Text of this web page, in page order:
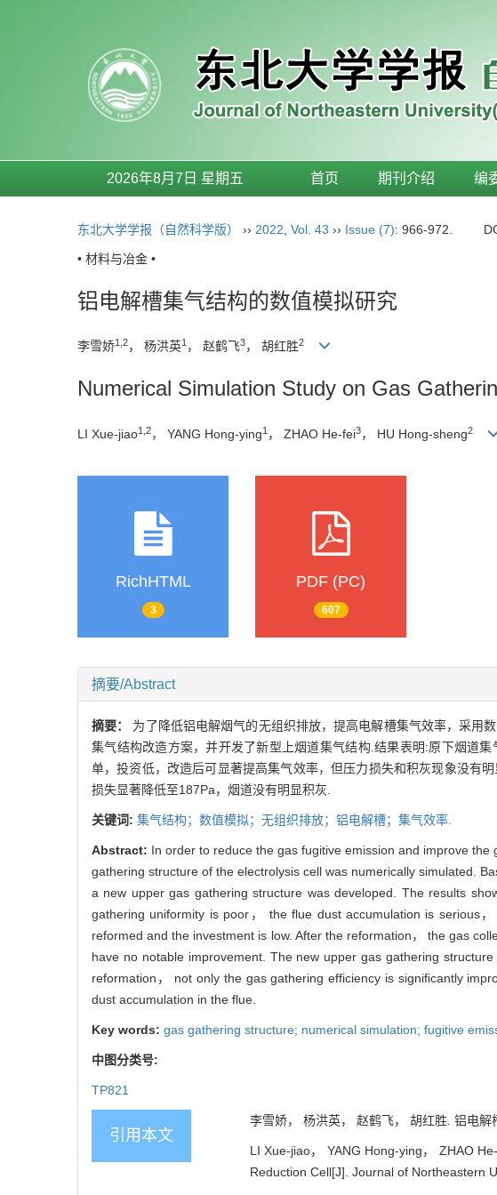
2026年8月7日 星期五 首页 期刊介绍 编
东北大学学报（自然科学版） ›› 2022 Vol. 43 ›› Issue (7): 966-972.
• 材料与冶金 •
铝电解槽集气结构的数值模拟研究
李雪娇1,2， 杨洪英1 ， 赵鹤飞3， 胡红胜2
Numerical Simulation Study on Gas
LI Xue-jiao1,2， YANG Hong-ying1 ， ZHAO He-fei3， HU Hong-sheng2
RichHTML
3
PDF (PC)
607
摘要/Abstract
摘要： 为了降低铝电解烟气的无组织排放，提高电解槽集气效率，采用
集气结构改造方案，并开发了新型上烟道集气结构.结果表明:原下烟道
单，投资低，改造后可显著提高集气效率，但压力损失和积灰现象没有
损失显著降低至187Pa，烟道没有明显积灰.
关键词: 集气结构；数值模拟；无组织排放；铝电解槽；集气效率.
Abstract: In order to reduce the gas fugitive emission and improve
gathering structure of the electrolysis cell was numerically simulated.
a new upper gas gathering structure was developed. The results
gathering uniformity is poor， the flue dust accumulation is serious
reformed and the investment is low. After the reformation， the gas
have no notable improvement. The new upper gas gathering
reformation， not only the gas gathering efficiency is significantly
dust accumulation in the flue.
Key words: gas gathering structure; numerical simulation; fugitive
中图分类号:
TP821
引用本文
李雪娇， 杨洪英， 赵鹤飞， 胡红胜. 铝电
LI Xue-jiao， YANG Hong-ying， ZHAO
Reduction Cell[J]. Journal of Northeastern